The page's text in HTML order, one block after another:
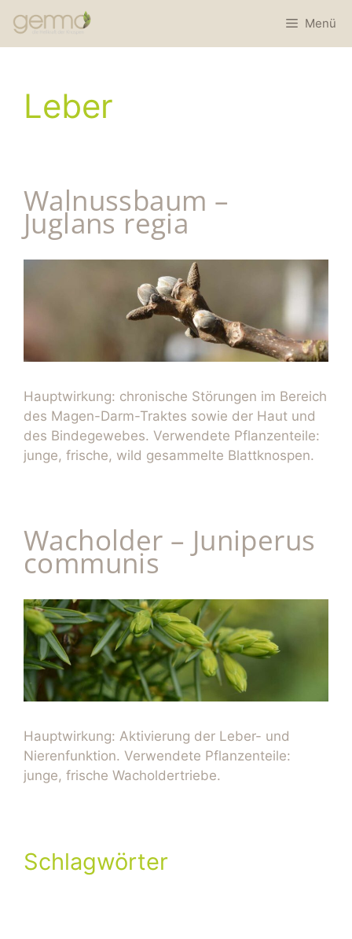
Menü
Leber
Walnussbaum –
Juglans regia
Hauptwirkung: chronische Störungen im Bereich
des Magen-Darm-Traktes sowie der Haut und
des Bindegewebes. Verwendete Pflanzenteile:
junge, frische, wild gesammelte Blattknospen.
Wacholder – Juniperus
communis
Hauptwirkung: Aktivierung der Leber- und
Nierenfunktion. Verwendete Pflanzenteile:
junge, frische Wacholdertriebe.
Schlagwörter